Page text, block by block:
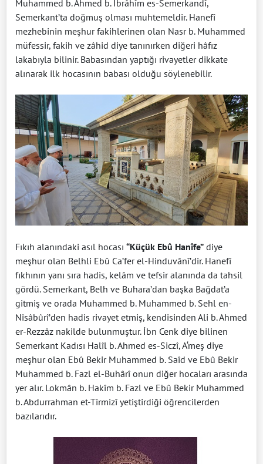
Muhammed b. Ahmed b. İbrâhîm es-Semerkandî,
Semerkant’ta doğmuş olması muhtemeldir. Hanefî
mezhebinin meşhur fakihlerinen olan Nasr b. Muhammed
müfessir, fakih ve zâhid diye tanınırken diğeri hâfız
lakabıyla bilinir. Babasından yaptığı rivayetler dikkate
alınarak ilk hocasının babası olduğu söylenebilir.
Fıkıh alanındaki asıl hocası “Küçük Ebû Hanîfe” diye
meşhur olan Belhli Ebû Ca’fer el-Hinduvânî’dir. Hanefî
fıkhının yanı sıra hadis, kelâm ve tefsir alanında da tahsil
gördü. Semerkant, Belh ve Buhara’dan başka Bağdat’a
gitmiş ve orada Muhammed b. Muhammed b. Sehl en-
Nîsâbûrî’den hadis rivayet etmiş, kendisinden Ali b. Ahmed
er-Rezzâz nakilde bulunmuştur. İbn Cenk diye bilinen
Semerkant Kadısı Halîl b. Ahmed es-Siczî, A‘meş diye
meşhur olan Ebû Bekir Muhammed b. Saîd ve Ebû Bekir
Muhammed b. Fazl el-Buhârî onun diğer hocaları arasında
yer alır. Lokmân b. Hakîm b. Fazl ve Ebû Bekir Muhammed
b. Abdurrahman et-Tirmizî yetiştirdiği öğrencilerden
bazılarıdır.